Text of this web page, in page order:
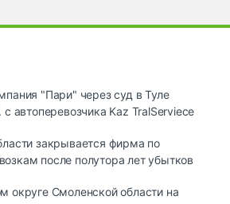
"Пари" через суд в Туле
автоперевозчика Kaz TralServiece
закрывается фирма по
после полутора лет убытков
округе Смоленской области на